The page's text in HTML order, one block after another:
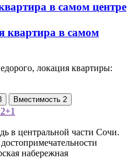
в самом центре
локация квартиры:
Вместимость 2
2+1
в центральной части Сочи.
набережная